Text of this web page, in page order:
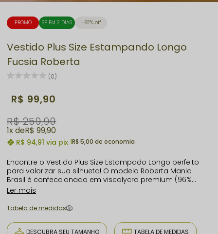
PROMO SP EM 2 DIAS 62% off
Vestido Plus Size Estampando Longo
Fucsia Roberta
(0)
R$ 94,91 via pix |R$ 5,00 de economia
R$ 259,90
R$ 99,90
1x R$ 99,90
Encontre o Vestido Plus Size Estampado Longo perfeito
para valorizar sua silhueta! O modelo Roberta Mania
Brasil é confeccionado em viscolycra premium (96%
viscose e 4% elastano), proporcionando caimento
Com decote assimétrico moderno e um ombro vazado,
peça. Os babados delicados na barra e a fenda frontal
Ler mais
Tabela de medidas
DESCUBRA SEU TAMANHO TABELA DE MEDIDAS